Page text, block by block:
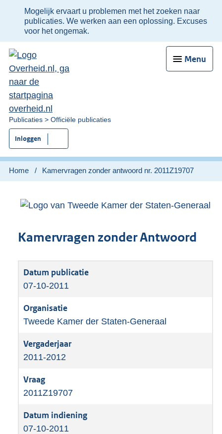
Ter
informatie:
Mogelijk ervaart u problemen met het zoeken naar
publicaties. We werken aan een oplossing. Excuses
voor het ongemak.
Menu
U
bent
nu
hier:
Publicaties Officiële publicaties
Inloggen
Home Kamervragen zonder antwoord nr. 2011Z19707
Kamervragen zonder Antwoord
07-10-2011
Tweede Kamer der Staten-Generaal
2011-2012
2011Z19707
07-10-2011